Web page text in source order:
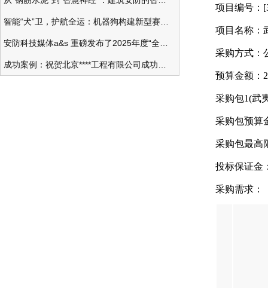
项目编号：
项目名称：
采购方式：
预算金额：
采购包1(武
采购包预算
采购包最高
投标保证金
采购需求：